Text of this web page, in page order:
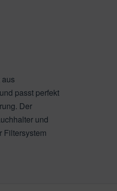
passt perfekt
Der
und
Filtersystem